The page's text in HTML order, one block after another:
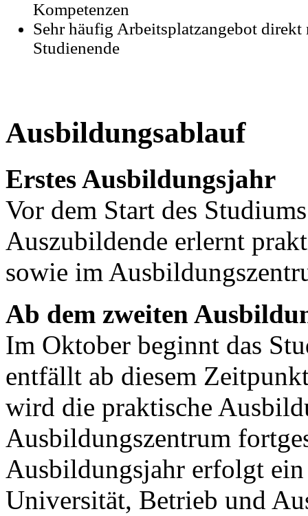
Kompetenzen
Sehr häufig Arbeitsplatzangebot direkt
Studienende
Ausbildungsablauf
Erstes Ausbildungsjahr
Vor dem Start des
Auszubildende erlernt
sowie im
Ab dem zweiten
Im Oktober beginnt das
entfällt ab diesem
wird die praktische
Ausbildungszentrum
Ausbildungsjahr erfolgt
Universität, Betrieb und